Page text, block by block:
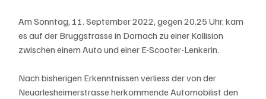
Am Sonntag, 11. September 2022, gegen 20.25 Uhr, kam
es auf der Bruggstrasse in Dornach zu einer Kollision
zwischen einem Auto und einer E-Scooter-Lenkerin.
Nach bisherigen Erkenntnissen verliess der von der
Neuarlesheimerstrasse herkommende Automobilist den